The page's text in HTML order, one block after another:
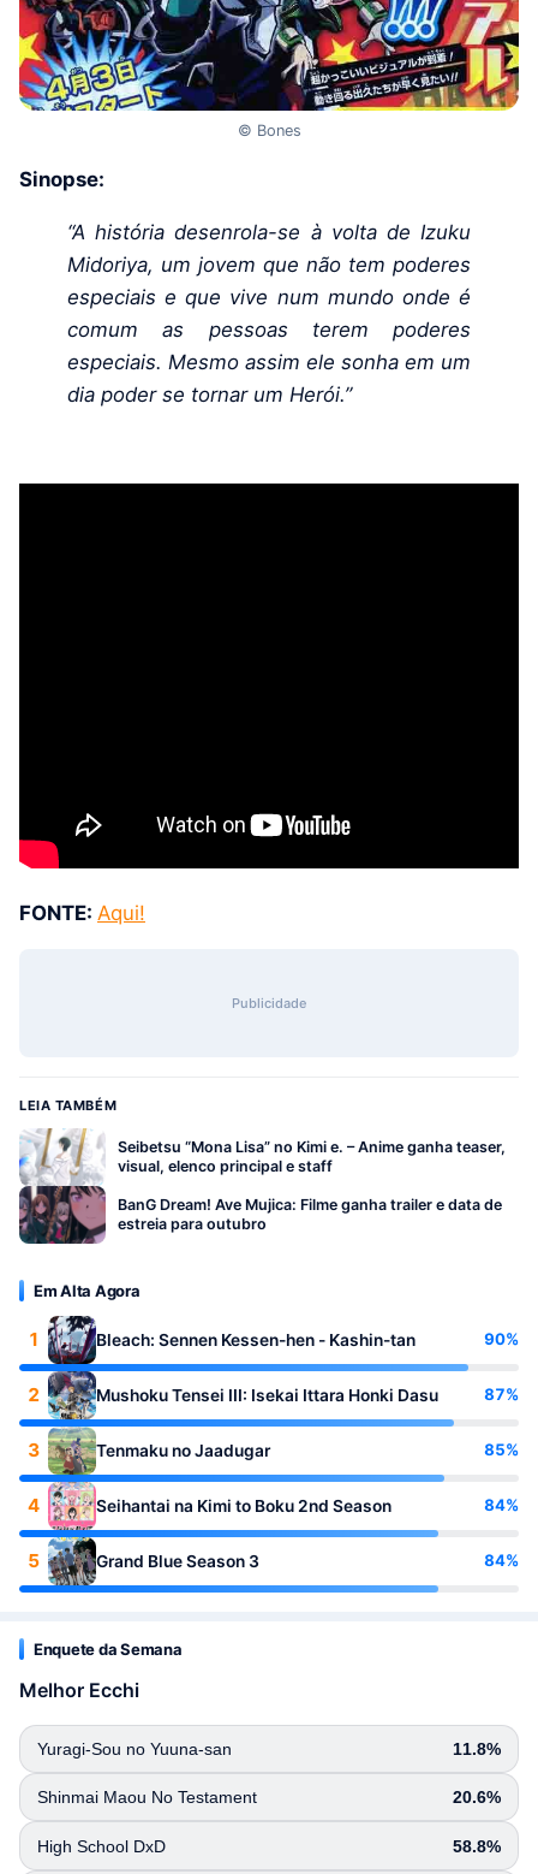
© Bones
Sinopse:
“A história desenrola-se à volta de Izuku
Midoriya, um jovem que não tem poderes
especiais e que vive num mundo onde é
comum as pessoas terem poderes
especiais. Mesmo assim ele sonha em um
dia poder se tornar um Herói.”
FONTE: Aqui!
Publicidade
LEIA TAMBÉM
Seibetsu “Mona Lisa” no Kimi e. – Anime ganha teaser,
visual, elenco principal e staff
BanG Dream! Ave Mujica: Filme ganha trailer e data de
estreia para outubro
Em Alta Agora
1 Bleach: Sennen Kessen-hen - Kashin-tan 90%
2 Mushoku Tensei III: Isekai Ittara Honki Dasu 87%
3 Tenmaku no Jaadugar 85%
4 Seihantai na Kimi to Boku 2nd Season 84%
5 Grand Blue Season 3 84%
Enquete da Semana
Melhor Ecchi
Yuragi-Sou no Yuuna-san 11.8%
Shinmai Maou No Testament 20.6%
High School DxD 58.8%